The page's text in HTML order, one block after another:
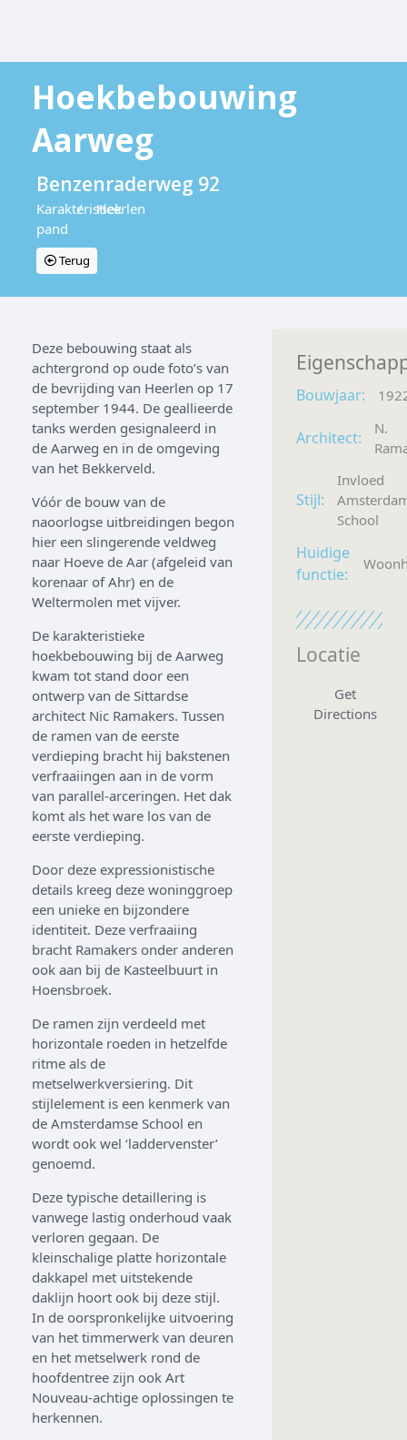
Hoekbebouwing
Aarweg
Benzenraderweg 92
Karakteristiek
pand
/ Heerlen
Terug
Deze bebouwing staat als
achtergrond op oude foto’s van
de bevrijding van Heerlen op 17
september 1944. De geallieerde
tanks werden gesignaleerd in
de Aarweg en in de omgeving
van het Bekkerveld.
Vóór de bouw van de
naoorlogse uitbreidingen begon
hier een slingerende veldweg
naar Hoeve de Aar (afgeleid van
korenaar of Ahr) en de
Weltermolen met vijver.
De karakteristieke
hoekbebouwing bij de Aarweg
kwam tot stand door een
ontwerp van de Sittardse
architect Nic Ramakers. Tussen
de ramen van de eerste
verdieping bracht hij bakstenen
verfraaiingen aan in de vorm
van parallel-arceringen. Het dak
komt als het ware los van de
eerste verdieping.
Door deze expressionistische
details kreeg deze woninggroep
een unieke en bijzondere
identiteit. Deze verfraaiing
bracht Ramakers onder anderen
ook aan bij de Kasteelbuurt in
Hoensbroek.
De ramen zijn verdeeld met
horizontale roeden in hetzelfde
ritme als de
metselwerkversiering. Dit
stijlelement is een kenmerk van
de Amsterdamse School en
wordt ook wel ‘laddervenster’
genoemd.
Deze typische detaillering is
vanwege lastig onderhoud vaak
verloren gegaan. De
kleinschalige platte horizontale
dakkapel met uitstekende
daklijn hoort ook bij deze stijl.
In de oorspronkelijke uitvoering
van het timmerwerk van deuren
en het metselwerk rond de
hoofdentree zijn ook Art
Nouveau-achtige oplossingen te
herkennen.
Bouwjaar:
Architect:
N.
Stijl:
Invloed
School
Huidige
functie:
Locatie
Get
Directions